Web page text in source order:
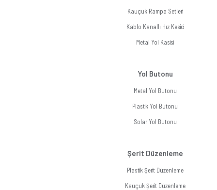
Kauçuk Rampa Setleri
Kablo Kanallı Hız Kesici
Metal Yol Kasisi
Yol Butonu
Metal Yol Butonu
Plastik Yol Butonu
Solar Yol Butonu
Şerit Düzenleme
Plastik Şerit Düzenleme
Kauçuk Şerit Düzenleme